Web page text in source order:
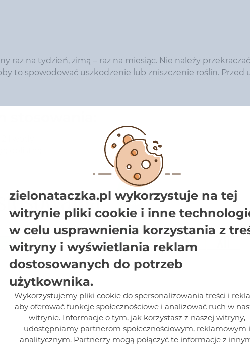
raz na tydzień, zimą – raz na miesiąc. Nie należy przekraczać
to spowodować uszkodzenie lub zniszczenie roślin. Przed
l wody
dolistną
zielonataczka.pl wykorzystuje na tej
witrynie pliki cookie i inne
w celu usprawnienia korzystania z
witryny i wyświetlania reklam
dostosowanych do potrzeb
użytkownika.
Wykorzystujemy pliki cookie do spersonalizowania treści i
aby oferować funkcje społecznościowe i analizować ruch w
witrynie. Informacje o tym, jak korzystasz z naszej witryny,
udostępniamy partnerom społecznościowym, reklamowym i
analitycznym. Partnerzy mogą połączyć te informacje z